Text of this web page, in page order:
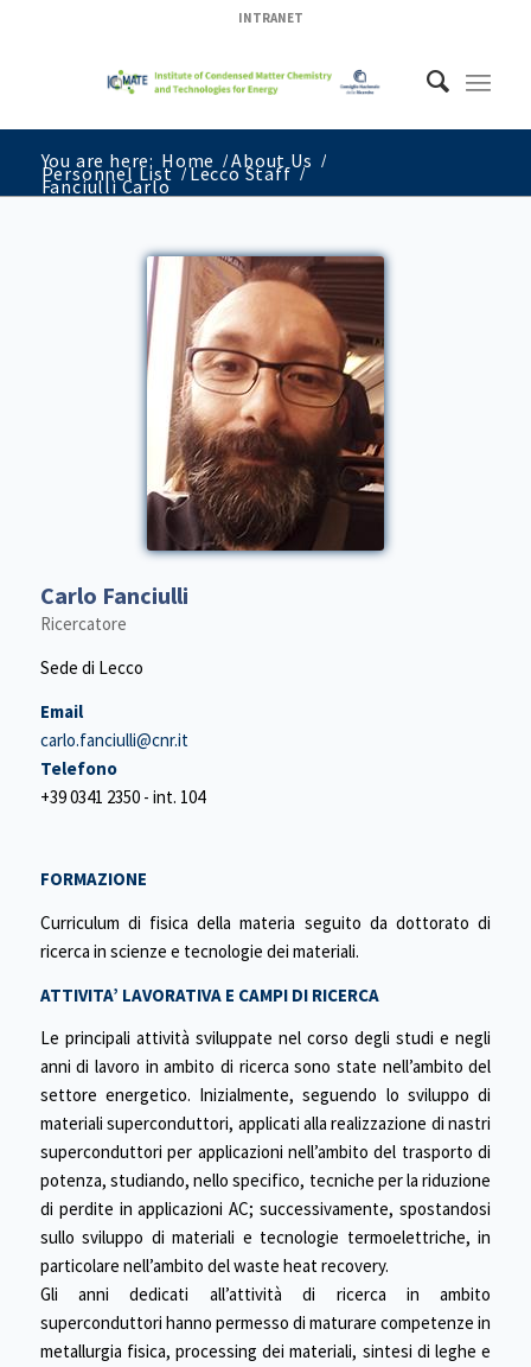
INTRANET
You are here: Home /About Us /
Personnel List /Lecco Staff /
Fanciulli Carlo
Carlo Fanciulli
Ricercatore
Sede di Lecco
Email
carlo.fanciulli@cnr.it
Telefono
+39 0341 2350 - int. 104
FORMAZIONE
Curriculum di fisica della materia seguito da dottorato di
ricerca in scienze e tecnologie dei materiali.
ATTIVITA’ LAVORATIVA E CAMPI DI RICERCA
Le principali attività sviluppate nel corso degli studi e negli
anni di lavoro in ambito di ricerca sono state nell’ambito del
settore energetico. Inizialmente, seguendo lo sviluppo di
materiali superconduttori, applicati alla realizzazione di nastri
superconduttori per applicazioni nell’ambito del trasporto di
potenza, studiando, nello specifico, tecniche per la riduzione
di perdite in applicazioni AC; successivamente, spostandosi
sullo sviluppo di materiali e tecnologie termoelettriche, in
particolare nell’ambito del waste heat recovery.
Gli anni dedicati all’attività di ricerca in ambito
superconduttori hanno permesso di maturare competenze in
metallurgia fisica, processing dei materiali, sintesi di leghe e